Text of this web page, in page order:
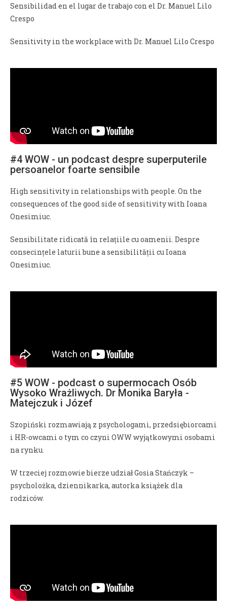
Sensibilidad en el lugar de trabajo con el Dr. Manuel Lilo
Crespo
Sensitivity in the workplace with Dr. Manuel Lilo Crespo
#4 WOW - un podcast despre superputerile
persoanelor foarte sensibile
High sensitivity in relationships with people. On the
consequences of the good side of sensitivity with Ioana
Onesimiuc.
Sensibilitate ridicată în relațiile cu oamenii. Despre
consecințele laturii bune a sensibilității cu Ioana
Onesimiuc.
#5 WOW - podcast o supermocach Osób
Wysoko Wrażliwych. Dr Monika Baryła -
Matejczuk i Józef
Szopiński rozmawiają z psychologami, przedsiębiorcami
i HR-owcami o tym co czyni OWW wyjątkowymi osobami
na rynku.
W trzeciej rozmowie bierze udział Gosia Stańczyk –
psycholożka, dziennikarka, autorka książek dla
rodziców.